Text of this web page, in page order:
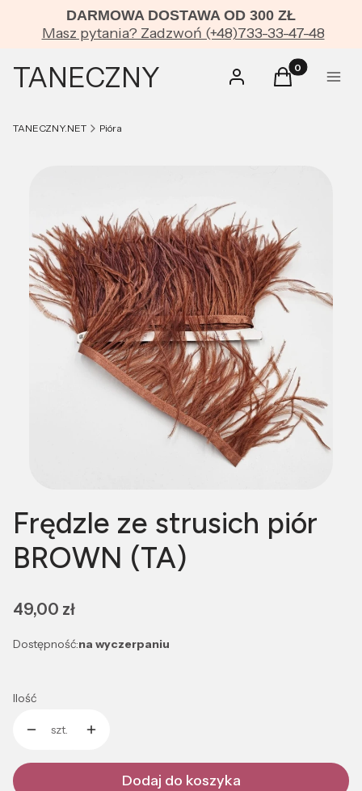
DARMOWA DOSTAWA OD 300 ZŁ
Masz pytania? Zadzwoń (+48)733-33-47-48
TANECZNY Zaloguj sięProdukty w
Koszyk Menu
TANECZNY.NET Pióra
Frędzle ze strusich piór
BROWN (TA)
Cena
49,00 zł
Dostępność:na wyczerpaniu
Ilość
szt.
Dodaj do koszyka